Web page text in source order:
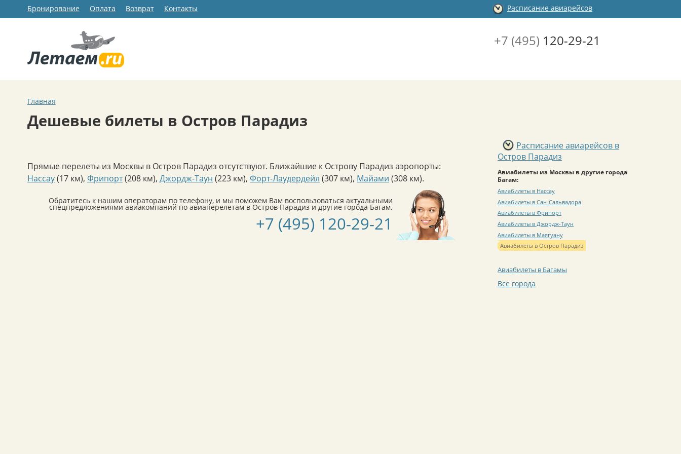
Бронирование Оплата Возврат Контакты Расписание авиарейсов
+7 (495) 120-29-21
Главная
Дешевые билеты в Остров Парадиз
Прямые перелеты из Москвы в Остров Парадиз отсутствуют. Ближайшие к Острову Парадиз аэропорты:
Нассау(17 км), Фрипорт(208 км), Джордж-Таун (223 км), Форт-Лаудердейл (307 км), Майами (308 км).
Обратитесь к нашим операторам по телефону, и мы поможем Вам воспользоваться актуальными
спецпредложениями авиакомпаний по авиаперелетам в Остров Парадиз и другие города Багам.
+7 (495) 120-29-21
Расписание авиарейсов в
Остров Парадиз
Авиабилеты из Москвы в другие города
Багам:
Авиабилеты в Нассау
Авиабилеты в Сан-Сальвадора
Авиабилеты в Фрипорт
Авиабилеты в Джордж-Таун
Авиабилеты в Маягуану
Авиабилеты в Остров Парадиз
Авиабилеты в Багамы
Все города